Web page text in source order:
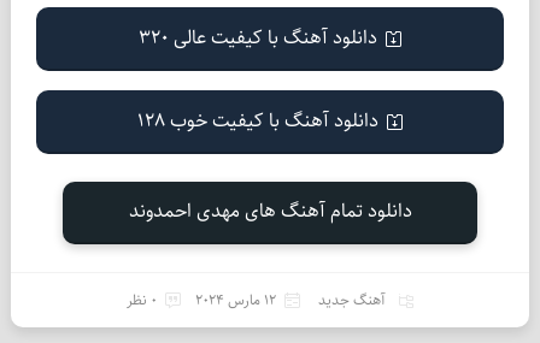
دانلود آهنگ با کیفیت عالی 320
دانلود آهنگ با کیفیت خوب 128
دانلود تمام آهنگ های مهدی احمدوند
آهنگ جدید 12 مارس 2024 0 نظر